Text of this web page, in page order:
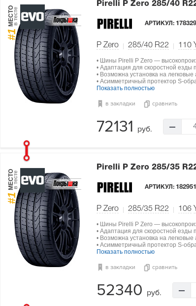
#1
МЕСТОв тесте
Pirelli P Zero 285/40
АРТИКУЛ: 178329
P Zero 285/40 R22 110
• Шины Pirelli P Zero —
• Адаптация для скоростной
• Возможна установка на
• Асимметричный протектор S-
Показать полностью
в закладки сравнить
72131 руб.
#1
МЕСТОв тесте
Pirelli P Zero 285/35
АРТИКУЛ: 182951
P Zero 285/35 R22 106
• Шины Pirelli P Zero —
• Адаптация для скоростной
• Возможна установка на
• Асимметричный протектор S-
Показать полностью
в закладки сравнить
52340 руб.